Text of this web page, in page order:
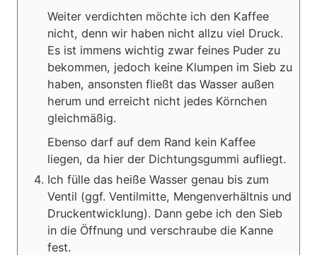
Weiter verdichten möchte ich den Kaffee
nicht, denn wir haben nicht allzu viel Druck.
Es ist immens wichtig zwar feines Puder zu
bekommen, jedoch keine Klumpen im Sieb zu
haben, ansonsten fließt das Wasser außen
herum und erreicht nicht jedes Körnchen
gleichmäßig.
Ebenso darf auf dem Rand kein Kaffee
liegen, da hier der Dichtungsgummi aufliegt.
Ich fülle das heiße Wasser genau bis zum
Ventil (ggf. Ventilmitte, Mengenverhältnis und
Druckentwicklung). Dann gebe ich den Sieb
in die Öffnung und verschraube die Kanne
fest.